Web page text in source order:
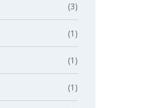
(3)
(1)
(1)
(1)